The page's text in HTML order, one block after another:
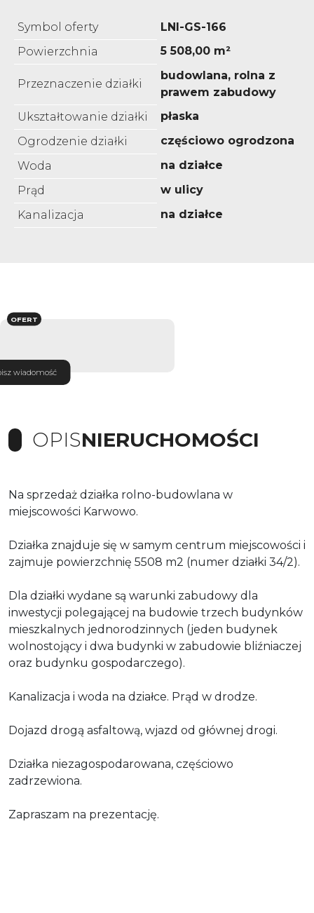
Symbol oferty
LNI-GS-166
Powierzchnia
5 508,00 m²
Przeznaczenie działki
budowlana, rolna z
prawem zabudowy
Ukształtowanie działki
płaska
Ogrodzenie działki
częściowo ogrodzona
Woda
na działce
Prąd
w ulicy
Kanalizacja
na działce
wiadomość
OFERT
OPISNIERUCHOMOŚCI
Na sprzedaż działka rolno-budowlana w
miejscowości Karwowo.
Działka znajduje się w samym centrum miejscowości i
zajmuje powierzchnię 5508 m2 (numer działki 34/2).
Dla działki wydane są warunki zabudowy dla
inwestycji polegającej na budowie trzech budynków
mieszkalnych jednorodzinnych (jeden budynek
wolnostojący i dwa budynki w zabudowie bliźniaczej
oraz budynku gospodarczego).
Kanalizacja i woda na działce. Prąd w drodze.
Dojazd drogą asfaltową, wjazd od głównej drogi.
Działka niezagospodarowana, częściowo
zadrzewiona.
Zapraszam na prezentację.